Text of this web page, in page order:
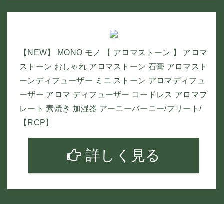
【NEW】 MONO モノ 【 アロマストーン 】 アロマ
ストーン おしゃれ アロマストーン 石膏 アロマスト
ーンディフューザー ミニ ストーン アロマディフュ
ーザー アロマ ディフューザー コードレス アロマプ
レート 素焼き 加湿器 アーニーバーニー/フリート/
【RCP】
詳しく見る